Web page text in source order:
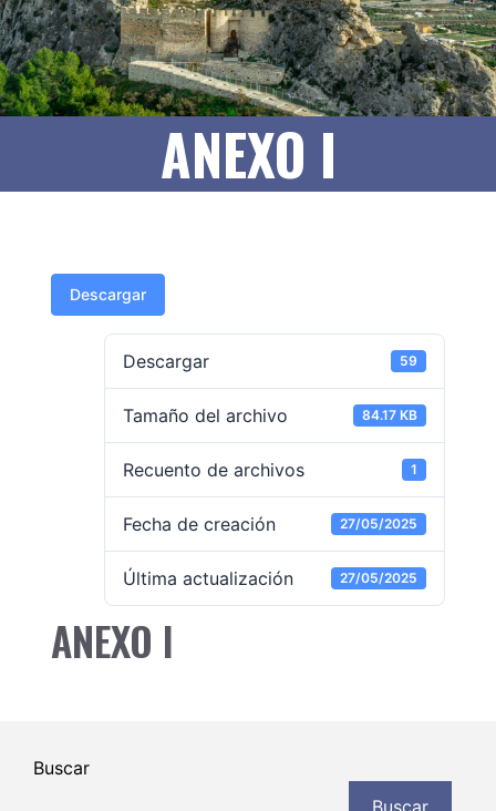
ANEXO I
Descargar
Descargar 59
Tamaño del archivo 84.17 KB
Recuento de archivos 1
Fecha de creación 27/05/2025
Última actualización 27/05/2025
ANEXO I
Buscar